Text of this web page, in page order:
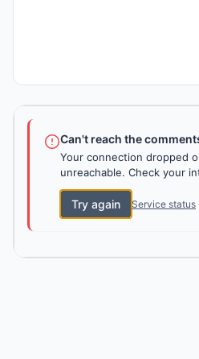
Can't reach the
Your connection dropped
unreachable. Check your
Try again Service status